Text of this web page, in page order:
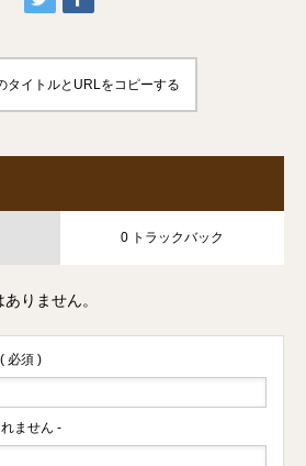
タイトルとURLをコピーする
0 トラックバック
りません。
( 必須 )
ません -